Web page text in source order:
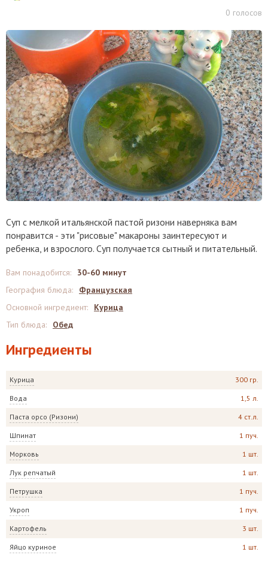
0 голосов
Суп с мелкой итальянской пастой ризони наверняка вам
понравится - эти "рисовые" макароны заинтересуют и
ребенка, и взрослого. Суп получается сытный и питательный.
Ингредиенты
Курица 300 гр.
Вода 1,5 л.
Паста орсо (Ризони) 4 ст.л.
Шпинат 1 пуч.
Морковь 1 шт.
Лук репчатый 1 шт.
Петрушка 1 пуч.
Укроп 1 пуч.
Картофель 3 шт.
Яйцо куриное 1 шт.
Вам понадобится:
30-60 минут
География блюда:
Французская
Основной ингредиент:
Курица
Тип блюда: Обед